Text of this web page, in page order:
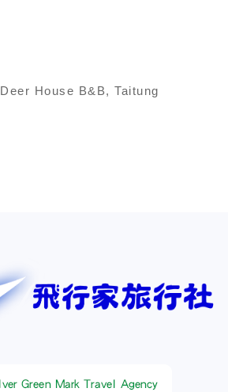
Deer House B&B, Taitung